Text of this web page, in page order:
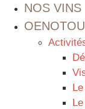
NOS VINS